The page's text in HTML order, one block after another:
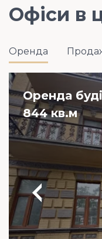
Офіси в
Оренда
Оренда
844 кв.м